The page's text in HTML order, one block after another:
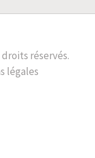
réservés.
légales